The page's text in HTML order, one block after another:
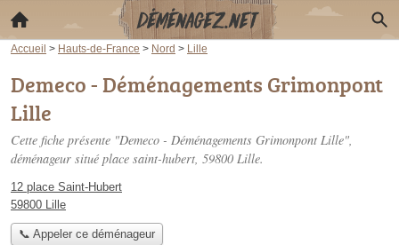
Accueil > Hauts-de-France > Nord > Lille
Demeco - Déménagements Grimonpont
Lille
Cette fiche présente "Demeco - Déménagements Grimonpont Lille",
déménageur situé place saint-hubert, 59800 Lille.
12 place Saint-Hubert
59800 Lille
📞 Appeler ce déménageur